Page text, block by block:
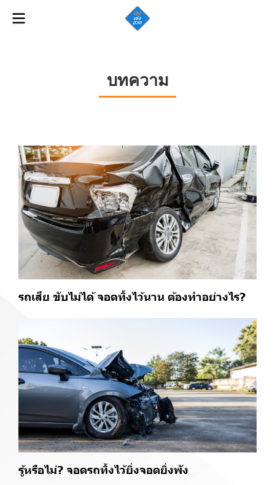
บทความ
รถเสีย ขับไม่ได้ จอดทิ้งไว้นาน ต้องทำอย่างไร?
รู้หรือไม่? จอดรถทิ้งไว้ยิ่งจอดยิ่งพัง